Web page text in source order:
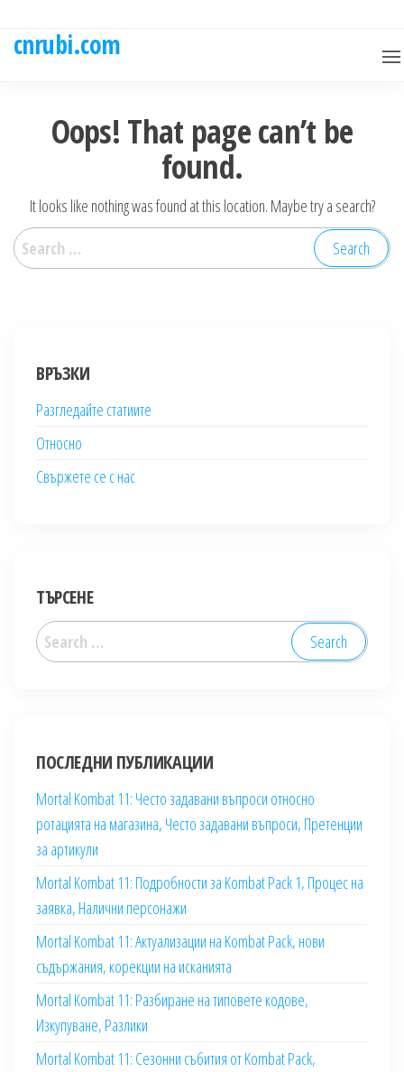
cnrubi.com
Oops! That page can’t be
found.
It looks like nothing was found at this location. Maybe try a search?
for:
ВРЪЗКИ
Разгледайте статиите
Относно
Свържете се с нас
ТЪРСЕНЕ
Search
for:
ПОСЛЕДНИ ПУБЛИКАЦИИ
Mortal Kombat 11: Често задавани въпроси относно
ротацията на магазина, Често задавани въпроси, Претенции
за артикули
Mortal Kombat 11: Подробности за Kombat Pack 1, Процес на
заявка, Налични персонажи
Mortal Kombat 11: Актуализации на Kombat Pack, нови
съдържания, корекции на исканията
Mortal Kombat 11: Разбиране на типовете кодове,
Изкупуване, Разлики
Mortal Kombat 11: Сезонни събития от Kombat Pack,